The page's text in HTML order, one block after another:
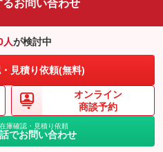
お問い合わせ
人が検討中
見積り依頼(無料)
オンライン
商談予約
庫確認・見積り依頼
でお問い合わせ